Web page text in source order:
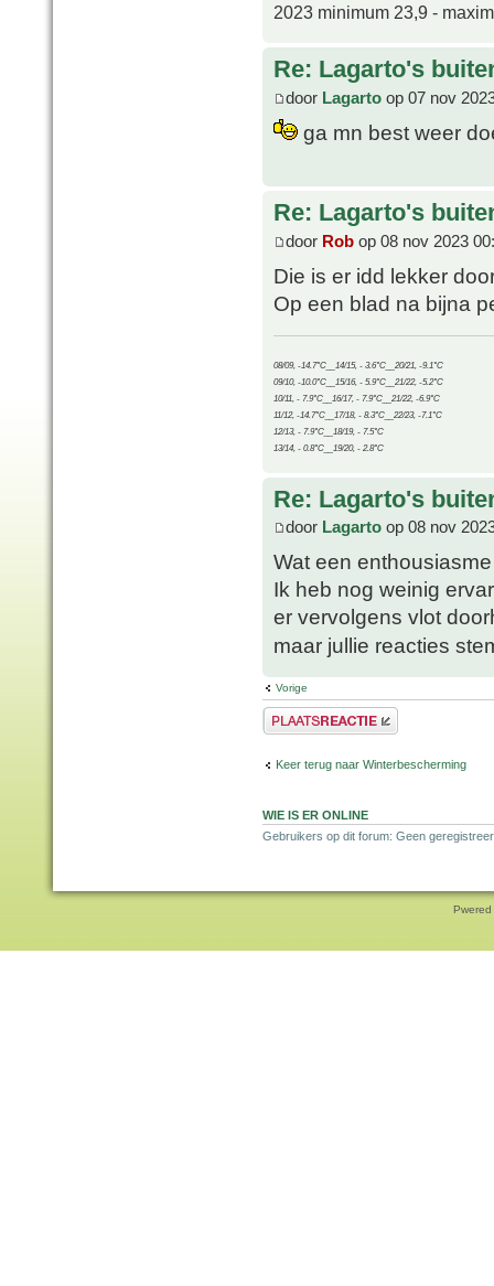
2023 minimum 23,9 -
Re: Lagarto's
door Lagarto op 07 nov
ga mn best weer
Re: Lagarto's
door Rob op 08 nov 2023
Die is er idd lekker
Op een blad na bijna
08/09, -14.7°C__14/15, - 3.6°C__20/21, -9.1°C
09/10, -10.0°C__15/16, - 5.9°C__21/22, -5.2°C
10/11, - 7.9°C__16/17, - 7.9°C__21/22, -6.9°C
11/12, -14.7°C__17/18, - 8.3°C__22/23, -7.1°C
12/13, - 7.9°C__18/19, - 7.5°C
13/14, - 0.8°C__19/20, - 2.8°C
Re: Lagarto's
door Lagarto op 08 nov
Wat een
Ik heb nog weinig
er vervolgens vlot
maar jullie reacties
Vorige
Plaats een reactie
Keer terug naar Winterbescherming
WIE IS ER ONLINE
Gebruikers op dit forum: Geen